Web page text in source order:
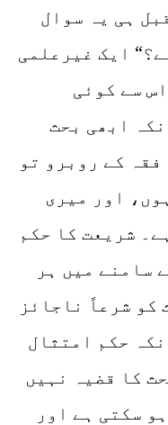
ہی یہ سوال
ایک غیرعلمی
سے کوئی
ابھی بحث
کے روبرو تو
اور میری
شریعت کا حکم
سامنے میں ہر
کو شرعاً ناجائز
حکم امتثال
کا قضیہ نہیں
سکتی ہے اور